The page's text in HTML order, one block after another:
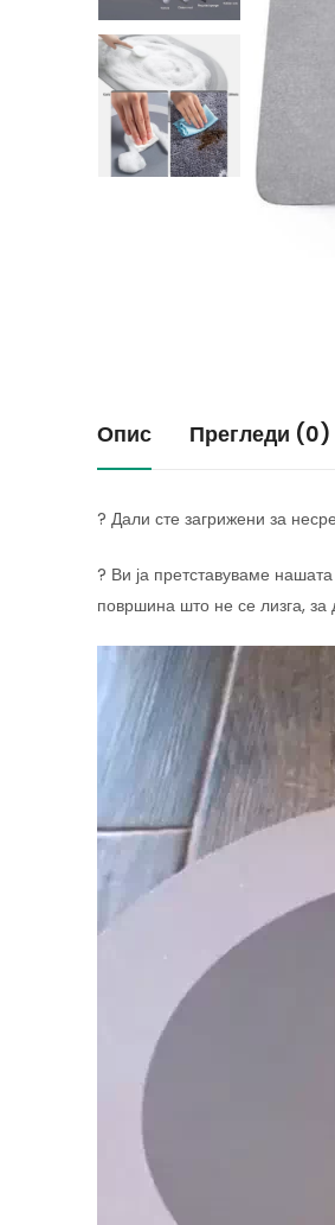
Опис Прегледи (0)
? Дали сте загрижени за
? Ви ја претставуваме
површина што не се лизга, за